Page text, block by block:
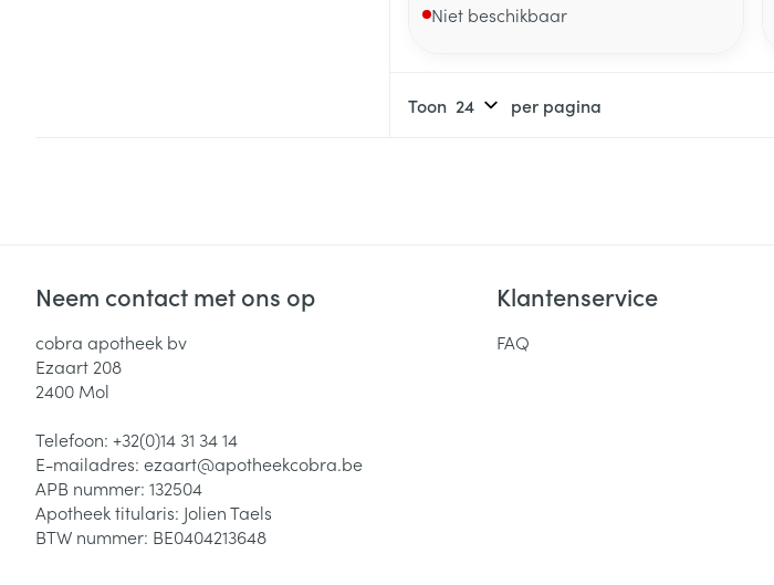
Niet beschikbaar
Toon per pagina
Neem contact met ons op
cobra apotheek bv
Ezaart 208
2400 Mol
Telefoon: +32(0)14 31 34 14
E-mailadres: ezaart@apotheekcobra.be
APB nummer: 132504
Apotheek titularis: Jolien Taels
BTW nummer: BE0404213648
Klantenservice
FAQ